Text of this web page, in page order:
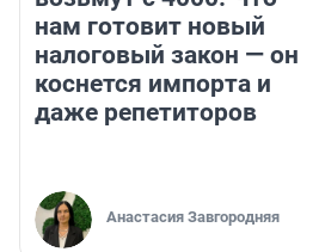
нам готовит новый
налоговый закон — он
коснется импорта и
даже репетиторов
Анастасия Завгородняя